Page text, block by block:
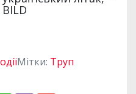
Мітки: Труп